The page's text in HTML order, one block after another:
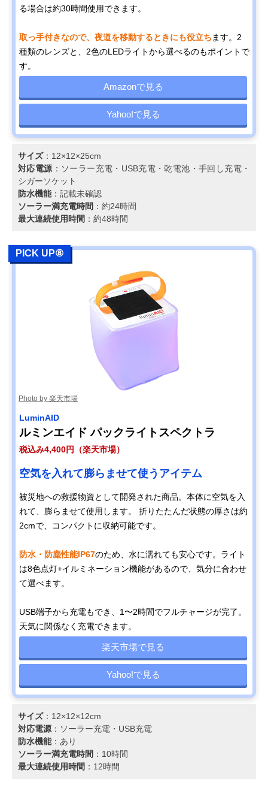
る場合は約30時間使用できます。
取っ手付きなので、夜道を移動するときにも役立ちます。2
種類のレンズと、2色のLEDライトから選べるのもポイントで
す。
Amazonで見る
Yahoo!で見る
サイズ：12×12×25cm
対応電源：ソーラー充電・USB充電・乾電池・手回し充電・
シガーソケット
防水機能：記載未確認
ソーラー満充電時間 ：約24時間
最大連続使用時間 ：約48時間
PICK UP⑧
Photo by 楽天市場
LuminAID
ルミンエイド パックライトスペクトラ
税込み4,400円（楽天市場）
空気を入れて膨らませて使うアイテム
被災地への救援物資として開発された商品。本体に空気を入
れて、膨らませて使用します。 折りたたんだ状態の厚さは約
2cmで、コンパクトに収納可能です。
防水・防塵性能IP67のため、水に濡れても安心です。ライト
は8色点灯+イルミネーション機能があるので、気分に合わせ
て選べます。
USB端子から充電もでき、1〜2時間でフルチャージが完了。
天気に関係なく充電できます。
楽天市場で見る
Yahoo!で見る
サイズ：12×12×12cm
対応電源：‎ソーラー充電・USB充電
防水機能：あり
ソーラー満充電時間 ：10時間
最大連続使用時間 ：12時間